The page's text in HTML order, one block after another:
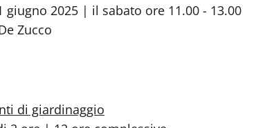
giugno 2025 | il sabato ore 11.00 - 13.00
Zucco
di giardinaggio